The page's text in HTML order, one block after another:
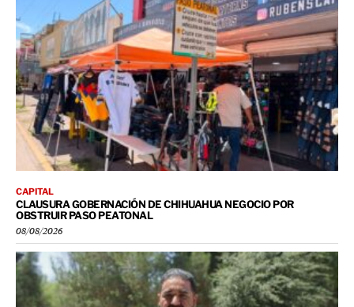
CAPITAL
CLAUSURA GOBERNACIÓN DE CHIHUAHUA NEGOCIO POR
OBSTRUIR PASO PEATONAL
08/08/2026